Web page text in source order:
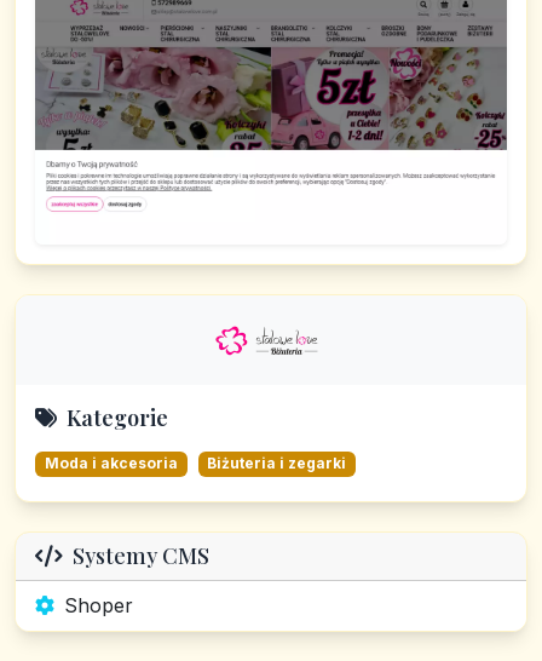
Kategorie
Moda i akcesoria Biżuteria i zegarki
Systemy CMS
Shoper